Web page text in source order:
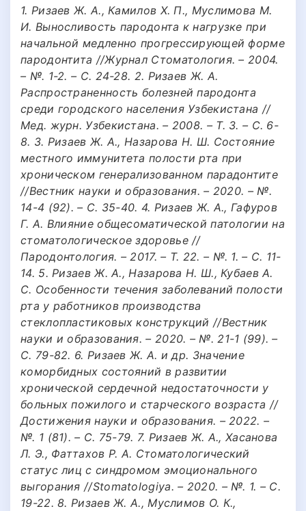
1. Ризаев Ж. А., Камилов Х. П., Муслимова М.
И. Выносливость пародонта к нагрузке при
начальной медленно прогрессирующей форме
пародонтита //Журнал Стоматология. – 2004.
– №. 1-2. – С. 24-28. 2. Ризаев Ж. А.
Распространенность болезней пародонта
среди городского населения Узбекистана //
Мед. журн. Узбекистана. – 2008. – Т. 3. – С. 6-
8. 3. Ризаев Ж. А., Назарова Н. Ш. Состояние
местного иммунитета полости рта при
хроническом генерализованном парадонтите
//Вестник науки и образования. – 2020. – №.
14-4 (92). – С. 35-40. 4. Ризаев Ж. А., Гафуров
Г. А. Влияние общесоматической патологии на
стоматологическое здоровье //
Пародонтология. – 2017. – Т. 22. – №. 1. – С. 11-
14. 5. Ризаев Ж. А., Назарова Н. Ш., Кубаев А.
С. Особенности течения заболеваний полости
рта у работников производства
стеклопластиковых конструкций //Вестник
науки и образования. – 2020. – №. 21-1 (99). –
С. 79-82. 6. Ризаев Ж. А. и др. Значение
коморбидных состояний в развитии
хронической сердечной недостаточности у
больных пожилого и старческого возраста //
Достижения науки и образования. – 2022. –
№. 1 (81). – С. 75-79. 7. Ризаев Ж. А., Хасанова
Л. Э., Фаттахов Р. А. Стоматологический
статус лиц с синдромом эмоционального
выгорания //Stomatologiya. – 2020. – №. 1. – С.
19-22. 8. Ризаев Ж. А., Муслимов О. К.,